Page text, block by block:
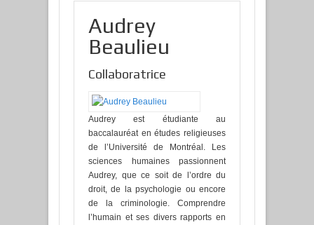
Audrey
Beaulieu
Collaboratrice
Audrey est étudiante au
baccalauréat en études religieuses
de l’Université de Montréal. Les
sciences humaines passionnent
Audrey, que ce soit de l’ordre du
droit, de la psychologie ou encore
de la criminologie. Comprendre
l’humain et ses divers rapports en